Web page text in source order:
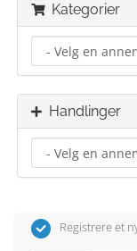
Kategorier
Handlinger
Registrere et